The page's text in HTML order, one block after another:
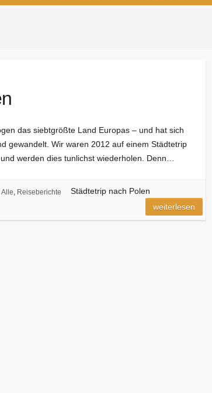
das siebtgrößte Land Europas – und hat sich
gewandelt. Wir waren 2012 auf einem Städtetrip
werden dies tunlichst wiederholen. Denn…
Alle, Reiseberichte
Städtetrip nach Polen
weiterlesen